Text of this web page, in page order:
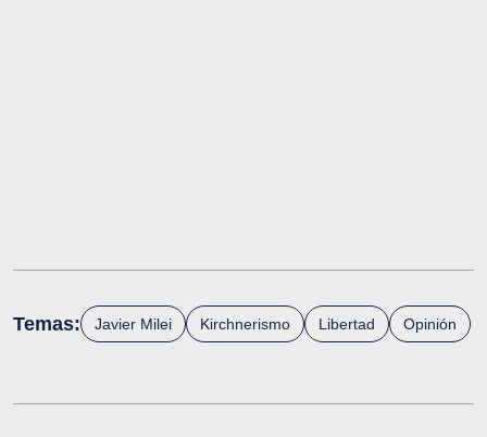
Temas: Javier Milei Kirchnerismo Libertad Opinión